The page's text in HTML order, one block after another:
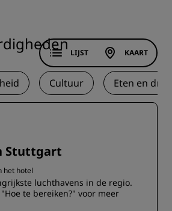
Cultuur Eten en
LIJST KAART
Stuttgart
het hotel
luchthavens in de regio.
te bereiken?" voor meer